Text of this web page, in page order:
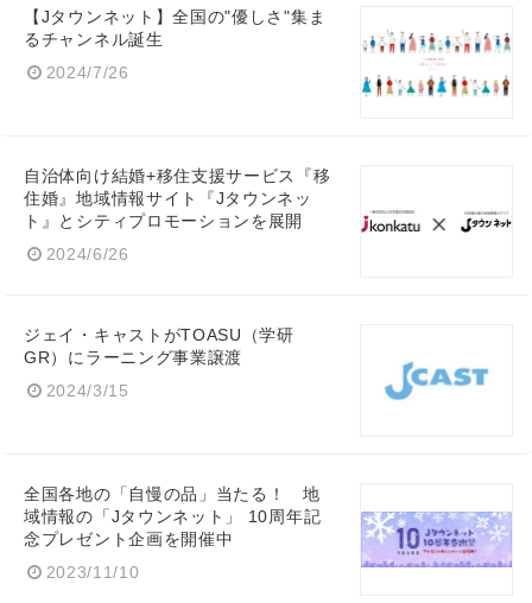
【Jタウンネット】全国の"優しさ"集ま
るチャンネル誕生
2024/7/26
自治体向け結婚+移住支援サービス『移
住婚』地域情報サイト『Jタウンネッ
ト』とシティプロモーションを展開
2024/6/26
ジェイ・キャストがTOASU（学研
GR）にラーニング事業譲渡
2024/3/15
全国各地の「自慢の品」当たる！ 地
域情報の「Jタウンネット」 10周年記
念プレゼント企画を開催中
2023/11/10